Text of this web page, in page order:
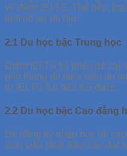
về điểm IELTS. Thế nên,
làm hồ sơ du học.
2.1 Du học bậc Trung học
Điểm IELTS tối thiểu để các
phổ thông đủ điều kiện du
từ IELTS 5.0 đến 5.5 điểm.
2.2 Du học bậc Cao đẳng
Để đăng ký nhập học hệ
sinh viên phải đảm bảo đạt